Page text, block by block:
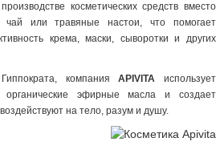
косметических средств вместо
чай или травяные настои, что помогает
крема, маски, сыворотки и других
Гиппократа, компанияAPIVITA использует
органические эфирные масла и создает
на тело, разум и душу.